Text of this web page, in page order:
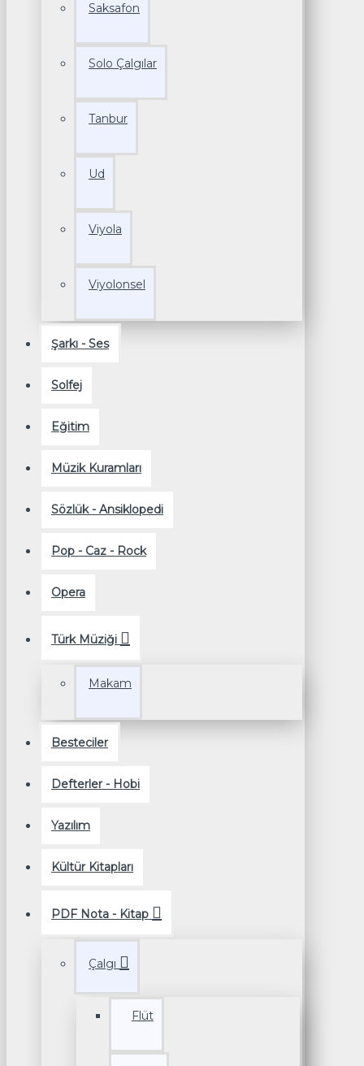
Saksafon
Solo Çalgılar
Tanbur
Ud
Viyola
Viyolonsel
Şarkı - Ses
Solfej
Eğitim
Müzik Kuramları
Sözlük - Ansiklopedi
Pop - Caz - Rock
Opera
Türk Müziği
Makam
Besteciler
Defterler - Hobi
Yazılım
Kültür Kitapları
PDF Nota - Kitap
Çalgı
Flüt